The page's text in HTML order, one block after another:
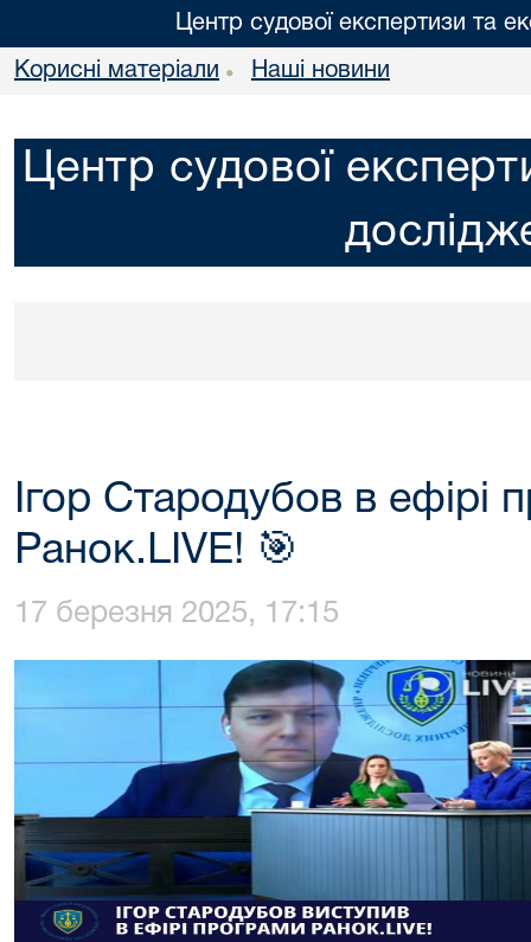
Центр судової експертизи та
Корисні матеріали • Наші новини
Центр судової
Ігор Стародубов в ефірі
Ранок.LIVE! 🎯
17 березня 2025, 17:15